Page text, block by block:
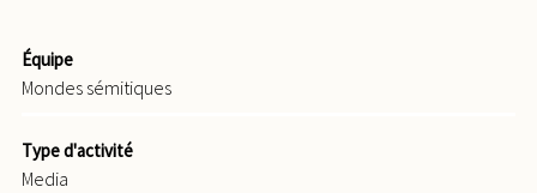
Équipe
Mondes sémitiques
Type d'activité
Media